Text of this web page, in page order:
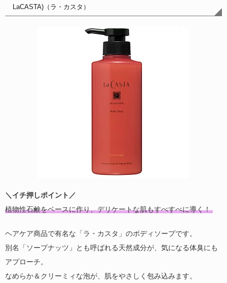
LaCASTA)（ラ・カスタ）
＼イチ押しポイント／
植物性石鹸をベースに作り、デリケートな肌もすべすべに導く！
ヘアケア商品で有名な「ラ・カスタ」のボディソープです。
別名「ソープナッツ」とも呼ばれる天然成分が、気になる体臭にも
アプローチ。
なめらか＆クリーミィな泡が、肌をやさしく包み込みます。